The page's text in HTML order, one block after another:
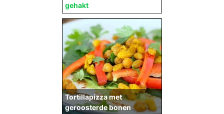
gehakt
Tortillapizza met
geroosterde bonen